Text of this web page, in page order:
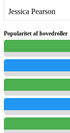
Jessica Pearson
Popularitet af hovedroller